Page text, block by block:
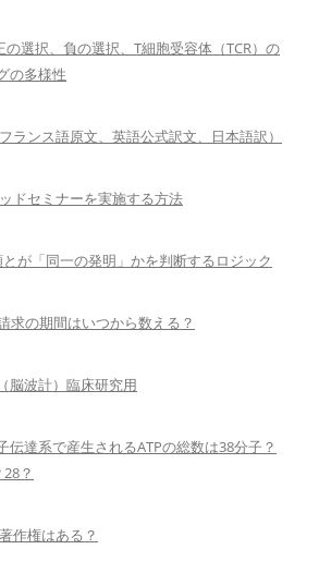
選択、負の選択、T細胞受容体（TCR）の
の多様性
ンス語原文、英語公式訳文、日本語訳）
ドセミナーを実施する方法
が「同一の発明」かを判断するロジック
求の期間はいつから数える？
脳波計）臨床研究用
伝達系で産生されるATPの総数は38分子？
？
作権はある？